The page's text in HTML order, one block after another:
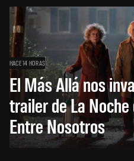
HACE 14 HORAS
El Más Allá nos
trailer de La
Entre Nosotros